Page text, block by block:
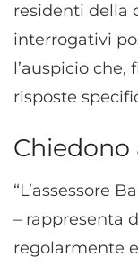
residenti della
interrogativi
l’auspicio che,
risposte
Chiedono
“L’assessore
– rappresenta
regolarmente